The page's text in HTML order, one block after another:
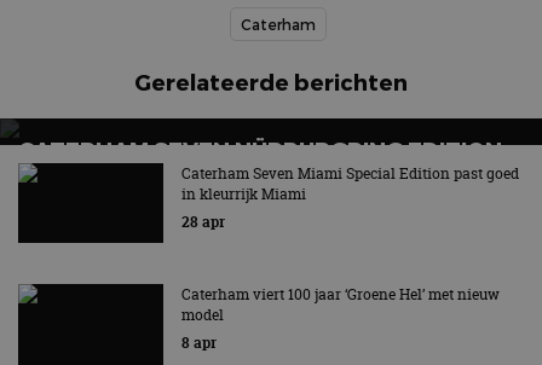
Caterham
Gerelateerde berichten
CATERHAM SEVEN NÜRBURGRING EDITION:
GEBOUWD VOOR DE GROENE HEL
Caterham Seven Miami Special Edition past goed
in kleurrijk Miami
28 apr
Caterham viert 100 jaar ‘Groene Hel’ met nieuw
model
8 apr